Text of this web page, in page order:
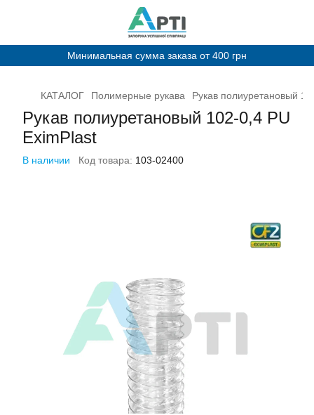
Минимальная сумма заказа от 400 грн
КАТАЛОГ Полимерные рукава Рукав полиуретановый
Рукав полиуретановый 102-0,4 PU
EximPlast
В наличии Код товара: 103-02400